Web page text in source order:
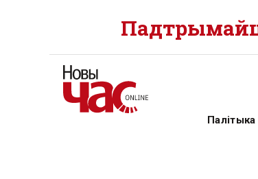
Палітыка